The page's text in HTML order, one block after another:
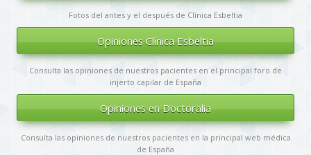
Fotos del antes y el después de Clínica Esbeltia
Opiniones Clínica Esbeltia
Consulta las opiniones de nuestros pacientes en el principal foro de
injerto capilar de España
Opiniones en Doctoralia
Consulta las opiniones de nuestros pacientes en la principal web médica
de España